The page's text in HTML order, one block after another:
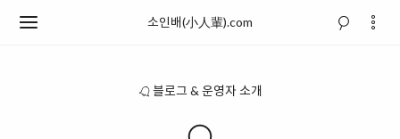
소인배(小人輩).com
블로그 & 운영자 소개